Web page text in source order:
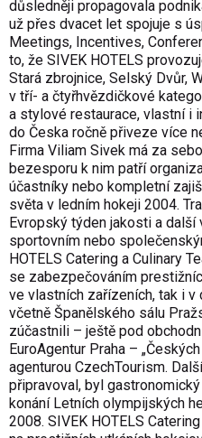
důsledněji propagovala
už přes dvacet let spojuje s
Meetings, Incentives,
to, že SIVEK HOTELS
Stará zbrojnice, Selský Dvůr,
v tří- a čtyřhvězdičkové
a stylové restaurace, vlastní i
do Česka ročně přiveze více
Firma Viliam Sivek má za
bezesporu k nim patří
účastníky nebo kompletní
světa v ledním hokeji 2004.
Evropský týden jakosti a
sportovním nebo
HOTELS Catering a Culinary
se zabezpečováním
ve vlastních zařízeních, tak i
včetně Španělského sálu
zúčastnili – ještě pod
EuroAgentur Praha –
agenturou CzechTourism.
připravoval, byl
konání Letních olympijských
2008. SIVEK HOTELS